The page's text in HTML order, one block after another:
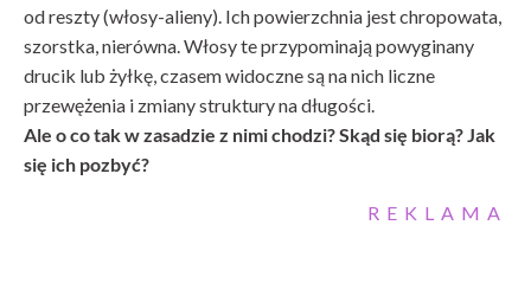
od reszty (włosy-alieny). Ich powierzchnia jest chropowata,
szorstka, nierówna. Włosy te przypominają powyginany
drucik lub żyłkę, czasem widoczne są na nich liczne
przewężenia i zmiany struktury na długości.
Ale o co tak w zasadzie z nimi chodzi? Skąd się biorą? Jak
się ich pozbyć?
REKLAMA